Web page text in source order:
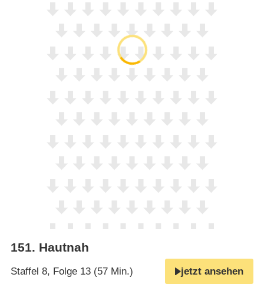
151. Hautnah
Staffel 8, Folge 13 (57 Min.) jetzt ansehen